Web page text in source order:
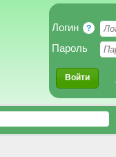
Логин ?
Пароль
Войти